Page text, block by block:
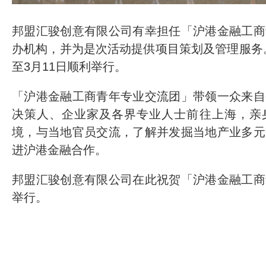
邦盟汇骏创意有限公司有幸担任「沪港金融工
办机构，并为是次活动提供项目策划及管理服
至3月11日顺利举行。
「沪港金融工商青年专业交流团」带领一众来
决策人、企业家及各界专业人士前往上海，
境，与当地官员交流，了解并发掘当地产业多
进沪港金融合作。
邦盟汇骏创意有限公司在此祝贺「沪港金融工
举行。